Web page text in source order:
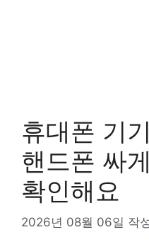
휴대폰 기
핸드폰 싸
확인해요
2026년 08월 06일 작